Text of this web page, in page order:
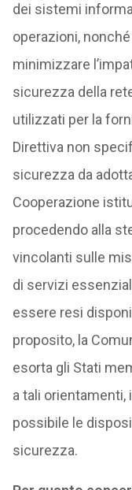
dei sistemi
operazioni,
minimizzare
sicurezza della
utilizzati per la
Direttiva non
sicurezza da
Cooperazione
procedendo alla
vincolanti sulle
di servizi
essere resi
proposito, la
esorta gli Stati
a tali orientamenti,
possibile le
sicurezza.